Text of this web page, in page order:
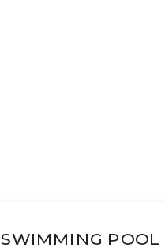
SWIMMING POOL